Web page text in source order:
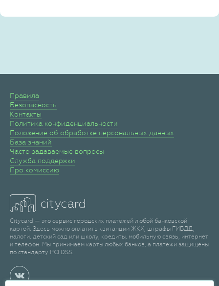
Правила
Безопасность
Контакты
Политика конфиденциальности
Положение об обработке персональных данных
База знаний
Часто задаваемые вопросы
Служба поддержки
Про комиссию
Citycard — это сервис городских платежей любой банковской
картой. Здесь можно оплатить квитанции ЖКХ, штрафы ГИБДД,
налоги, детский сад или школу, кредиты, мобильную связь, интернет
и телефон. Мы принимаем карты любых банков, а платежи защищены
по стандарту PCI DSS.